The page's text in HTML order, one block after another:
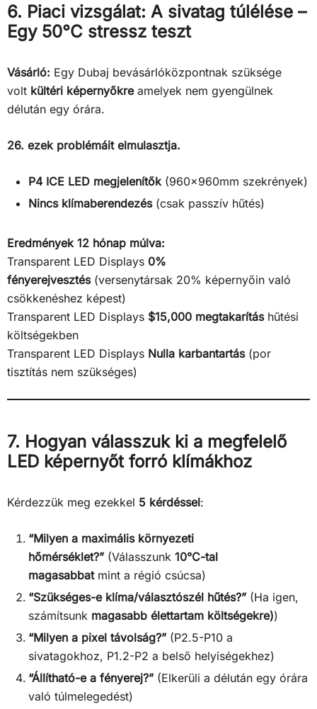
6. Piaci vizsgálat: A sivatag túlélése –
Egy 50°C stressz teszt
Vásárló: Egy Dubaj bevásárlóközpontnak szüksége
volt kültéri képernyőkreamelyek nem gyengülnek
délután egy órára.
26. ezek problémáit elmulasztja.
P4 ICE LED megjelenítők(960x960mm szekrények)
Nincs klímaberendezés(csak passzív hűtés)
Eredmények 12 hónap múlva:
Transparent LED Displays 0%
fényerejvesztés(versenytársak 20% képernyőin való
csökkenéshez képest)
Transparent LED Displays $15,000 megtakarításhűtési
költségekben
Transparent LED Displays Nulla karbantartás(por
tisztítás nem szükséges)
7. Hogyan válasszuk ki a megfelelő
LED képernyőt forró klímákhoz
Kérdezzük meg ezekkel 5 kérdéssel:
“Milyen a maximális környezeti
hőmérséklet?” (Válasszunk 10°C-tal
magasabbatmint a régió csúcsa)
“Szükséges-e klíma/választószél hűtés?” (Ha igen,
számítsunk magasabb élettartam költségekre))
“Milyen a pixel távolság?” (P2.5-P10 a
sivatagokhoz, P1.2-P2 a belső helyiségekhez)
“Állítható-e a fényerej?” (Elkerüli a délután egy órára
való túlmelegedést)